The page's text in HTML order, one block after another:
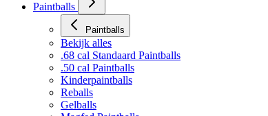
Paintballs
Paintballs
Bekijk alles
.68 cal Standaard Paintballs
.50 cal Paintballs
Kinderpaintballs
Reballs
Gelballs